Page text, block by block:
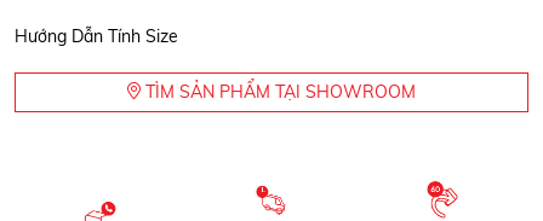
Hướng Dẫn Tính Size
TÌM SẢN PHẨM TẠI SHOWROOM